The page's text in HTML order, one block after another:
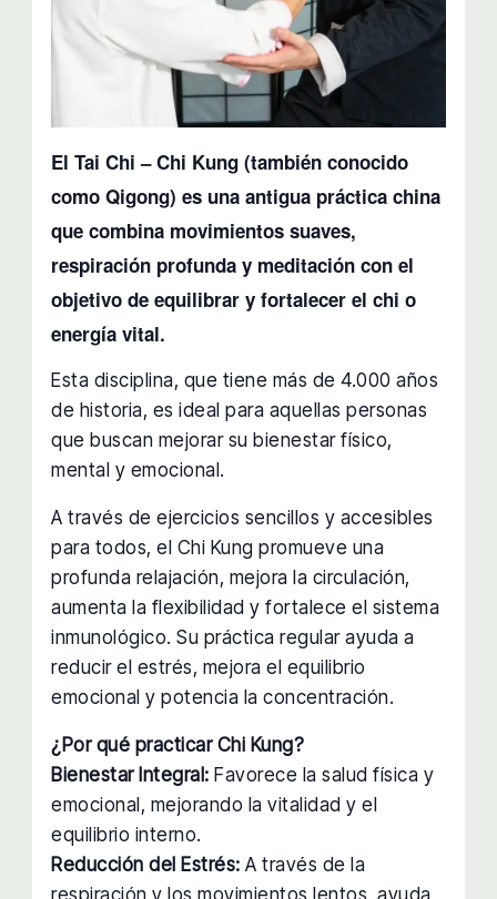
El Tai Chi – Chi Kung (también conocido
como Qigong) es una antigua práctica china
que combina movimientos suaves,
respiración profunda y meditación con el
objetivo de equilibrar y fortalecer el chi o
energía vital.
Esta disciplina, que tiene más de 4.000 años
de historia, es ideal para aquellas personas
que buscan mejorar su bienestar físico,
mental y emocional.
A través de ejercicios sencillos y accesibles
para todos, el Chi Kung promueve una
profunda relajación, mejora la circulación,
aumenta la flexibilidad y fortalece el sistema
inmunológico. Su práctica regular ayuda a
reducir el estrés, mejora el equilibrio
emocional y potencia la concentración.
¿Por qué practicar Chi Kung?
Bienestar Integral: Favorece la salud física y
emocional, mejorando la vitalidad y el
equilibrio interno.
Reducción del Estrés: A través de la
respiración y los movimientos lentos, ayuda